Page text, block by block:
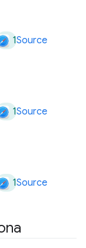
1Source
1Source
1Source